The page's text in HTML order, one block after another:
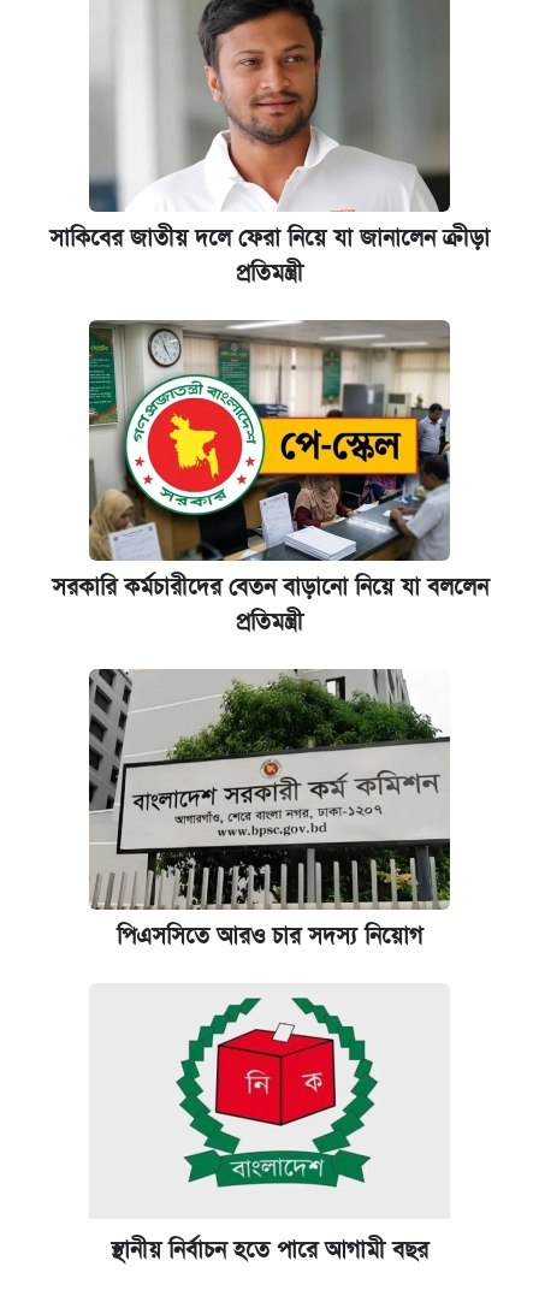
সাকিবের জাতীয় দলে ফেরা নিয়ে যা জানালেন ক্রীড়া
প্রতিমন্ত্রী
সরকারি কর্মচারীদের বেতন বাড়ানো নিয়ে যা বললেন
প্রতিমন্ত্রী
পিএসসিতে আরও চার সদস্য নিয়োগ
স্থানীয় নির্বাচন হতে পারে আগামী বছর